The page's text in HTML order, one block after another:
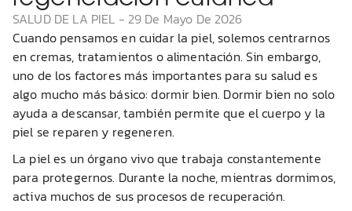
SALUD DE LA PIEL - 29 De Mayo De 2026
Cuando pensamos en cuidar la piel, solemos centrarnos
en cremas, tratamientos o alimentación. Sin embargo,
uno de los factores más importantes para su salud es
algo mucho más básico: dormir bien. Dormir bien no solo
ayuda a descansar, también permite que el cuerpo y la
piel se reparen y regeneren.
La piel es un órgano vivo que trabaja constantemente
para protegernos. Durante la noche, mientras dormimos,
activa muchos de sus procesos de recuperación.